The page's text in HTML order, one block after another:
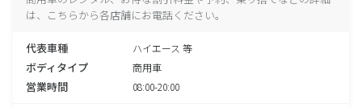
は、こちらから各店舗にお電話ください。
代表車種 ハイエース 等
ボディタイプ 商用車
営業時間 08:00-20:00